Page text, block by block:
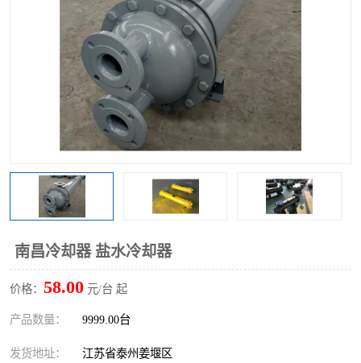
南昌冷却器 盐水冷却器
价格： 58.00 元/台 起
产品数量： 9999.00台
发货地址： 江苏省泰州姜堰区